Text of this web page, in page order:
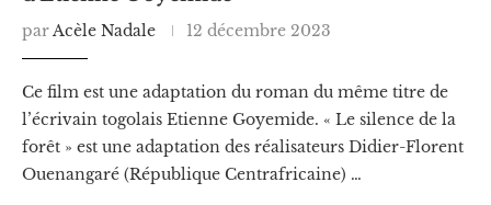
parAcèle Nadale 12 décembre 2023
Ce film est une adaptation du roman du même titre de
l’écrivain togolais Etienne Goyemide. « Le silence de la
forêt » est une adaptation des réalisateurs Didier-Florent
Ouenangaré (République Centrafricaine) …